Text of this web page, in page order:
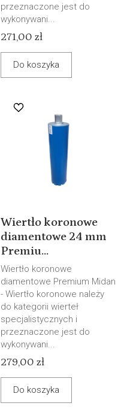
przeznaczone jest do
wykonywani...
271,00 zł
Do koszyka
Wiertło koronowe
diamentowe 24 mm
Premiu...
Wiertło koronowe
diamentowe Premium Midan
- Wiertło koronowe należy
do kategorii wierteł
specjalistycznych i
przeznaczone jest do
wykonywani...
279,00 zł
Do koszyka